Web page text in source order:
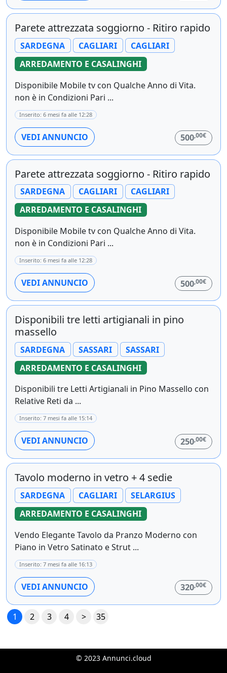
Parete attrezzata soggiorno - Ritiro rapido
SARDEGNA CAGLIARI
CAGLIARI
ARREDAMENTO E CASALINGHI
Disponibile Mobile tv con Qualche Anno di Vita.
non è in Condizioni Pari ...
Inserito: 6 mesi fa alle 12:28
VEDI ANNUNCIO 500,00€
Parete attrezzata soggiorno - Ritiro rapido
SARDEGNA CAGLIARI
CAGLIARI
ARREDAMENTO E CASALINGHI
Disponibile Mobile tv con Qualche Anno di Vita.
non è in Condizioni Pari ...
Inserito: 6 mesi fa alle 12:28
VEDI ANNUNCIO 500,00€
Disponibili tre letti artigianali in pino
massello
SARDEGNA SASSARI
SASSARI
ARREDAMENTO E CASALINGHI
Disponibili tre Letti Artigianali in Pino Massello con
Relative Reti da ...
Inserito: 7 mesi fa alle 15:14
VEDI ANNUNCIO 250,00€
Tavolo moderno in vetro + 4 sedie
SARDEGNA CAGLIARI
SELARGIUS
ARREDAMENTO E CASALINGHI
Vendo Elegante Tavolo da Pranzo Moderno con
Piano in Vetro Satinato e Strut ...
Inserito: 7 mesi fa alle 16:13
VEDI ANNUNCIO 320,00€
1 2 3 4 > 35
© 2023 Annunci.cloud